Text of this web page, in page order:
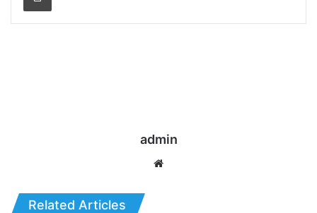
admin
Related Articles